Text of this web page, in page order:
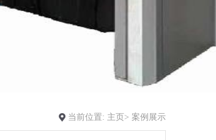
当前位置: 主页> 案例展示